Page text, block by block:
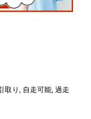
取り , 自走可能,過走